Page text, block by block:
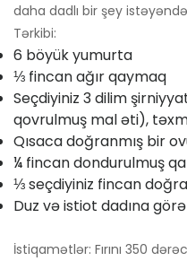
daha dadlı bir şey
Tərkibi:
6 böyük yumurta
⅓ fincan ağır qaymaq
Seçdiyiniz 3 dilim
qovrulmuş mal əti),
Qısaca doğranmış bir
¼ fincan dondurulmuş
⅓ seçdiyiniz fincan
Duz və istiot dadına görə
İstiqamətlər: Fırını 350